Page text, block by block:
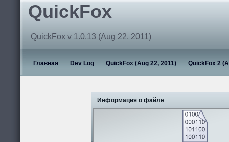
QuickFox
QuickFox v 1.0.13 (Aug 22, 2011)
Главная Dev Log QuickFox (Aug 22, 2011) QuickFox 2
Информация о файле